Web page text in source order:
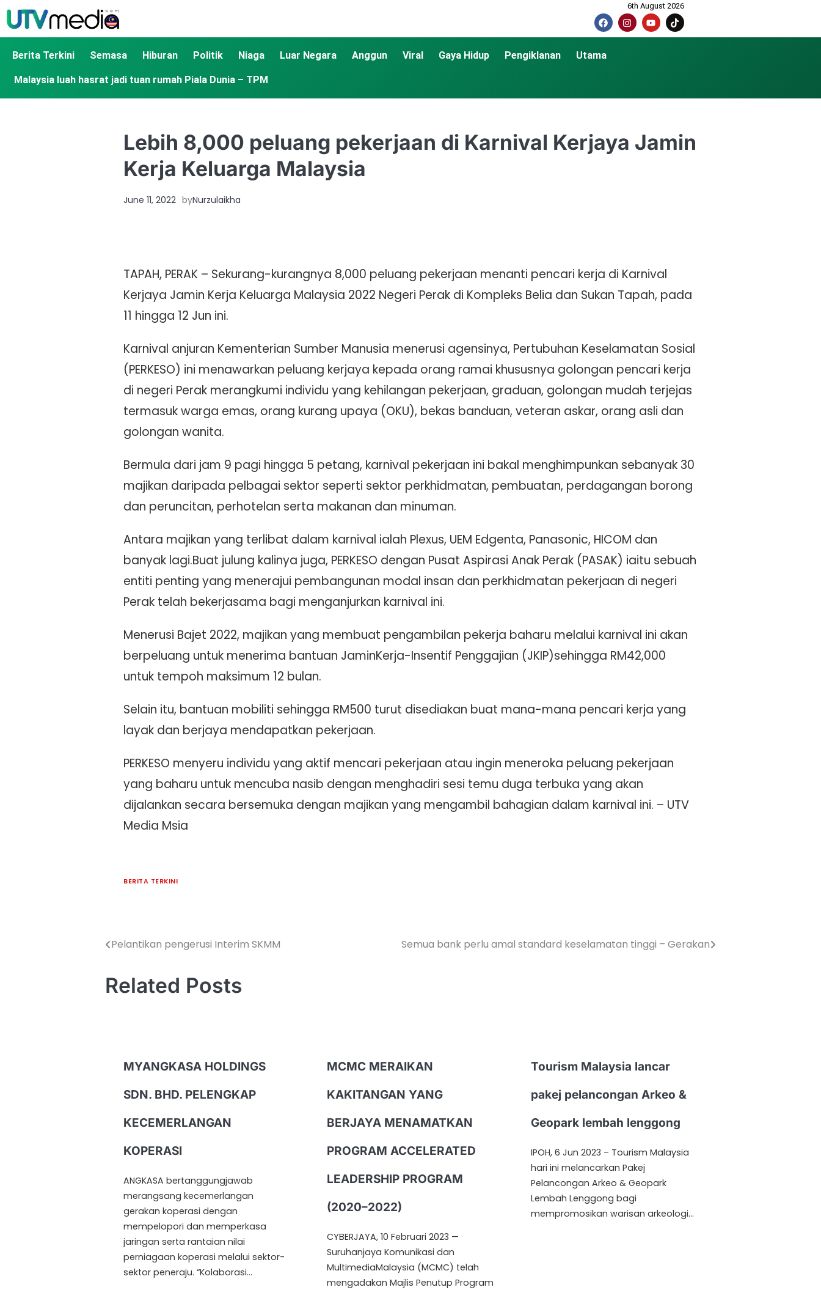
6th August 2026
Berita Terkini Semasa Hiburan Politik Niaga Luar Negara Anggun Viral Gaya Hidup Pengiklanan Utama
Malaysia luah hasrat jadi tuan rumah Piala Dunia – TPM
Lebih 8,000 peluang pekerjaan di Karnival Kerjaya Jamin
Kerja Keluarga Malaysia
June 11, 2022 byNurzulaikha
TAPAH, PERAK – Sekurang-kurangnya 8,000 peluang pekerjaan menanti pencari kerja di Karnival
Kerjaya Jamin Kerja Keluarga Malaysia 2022 Negeri Perak di Kompleks Belia dan Sukan Tapah, pada
11 hingga 12 Jun ini.
Karnival anjuran Kementerian Sumber Manusia menerusi agensinya, Pertubuhan Keselamatan Sosial
(PERKESO) ini menawarkan peluang kerjaya kepada orang ramai khususnya golongan pencari kerja
di negeri Perak merangkumi individu yang kehilangan pekerjaan, graduan, golongan mudah terjejas
termasuk warga emas, orang kurang upaya (OKU), bekas banduan, veteran askar, orang asli dan
golongan wanita.
Bermula dari jam 9 pagi hingga 5 petang, karnival pekerjaan ini bakal menghimpunkan sebanyak 30
majikan daripada pelbagai sektor seperti sektor perkhidmatan, pembuatan, perdagangan borong
dan peruncitan, perhotelan serta makanan dan minuman.
Antara majikan yang terlibat dalam karnival ialah Plexus, UEM Edgenta, Panasonic, HICOM dan
banyak lagi.Buat julung kalinya juga, PERKESO dengan Pusat Aspirasi Anak Perak (PASAK) iaitu sebuah
entiti penting yang menerajui pembangunan modal insan dan perkhidmatan pekerjaan di negeri
Perak telah bekerjasama bagi menganjurkan karnival ini.
Menerusi Bajet 2022, majikan yang membuat pengambilan pekerja baharu melalui karnival ini akan
berpeluang untuk menerima bantuan JaminKerja-Insentif Penggajian (JKIP)sehingga RM42,000
untuk tempoh maksimum 12 bulan.
Selain itu, bantuan mobiliti sehingga RM500 turut disediakan buat mana-mana pencari kerja yang
layak dan berjaya mendapatkan pekerjaan.
PERKESO menyeru individu yang aktif mencari pekerjaan atau ingin meneroka peluang pekerjaan
yang baharu untuk mencuba nasib dengan menghadiri sesi temu duga terbuka yang akan
dijalankan secara bersemuka dengan majikan yang mengambil bahagian dalam karnival ini. – UTV
Media Msia
BERITA TERKINI
Pelantikan pengerusi Interim SKMM Semua bank perlu amal standard keselamatan tinggi – Gerakan
Related Posts
MYANGKASA HOLDINGS
SDN. BHD. PELENGKAP
KECEMERLANGAN
KOPERASI
ANGKASA bertanggungjawab
merangsang kecemerlangan
gerakan koperasi dengan
mempelopori dan memperkasa
jaringan serta rantaian nilai
perniagaan koperasi melalui sektor-
sektor peneraju. “Kolaborasi…
MCMC MERAIKAN
KAKITANGAN YANG
BERJAYA MENAMATKAN
PROGRAM ACCELERATED
LEADERSHIP PROGRAM
(2020–2022)
CYBERJAYA, 10 Februari 2023 —
Suruhanjaya Komunikasi dan
MultimediaMalaysia (MCMC) telah
mengadakan Majlis Penutup Program
Tourism Malaysia lancar
pakej pelancongan Arkeo &
Geopark lembah lenggong
IPOH, 6 Jun 2023 – Tourism Malaysia
hari ini melancarkan Pakej
Pelancongan Arkeo & Geopark
Lembah Lenggong bagi
mempromosikan warisan arkeologi…